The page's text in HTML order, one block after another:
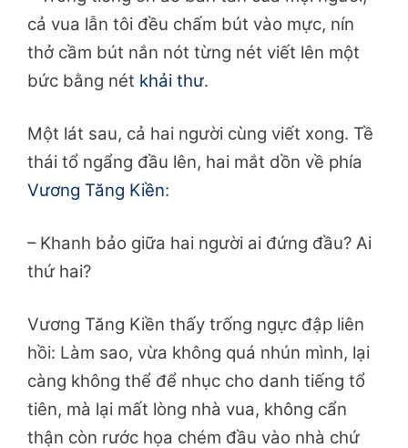
cả vua lẫn tôi đều chấm bút vào mực, nín
thở cầm bút nắn nót từng nét viết lên một
bức bằng nét khải thư.
Một lát sau, cả hai người cùng viết xong. Tề
thái tổ ngẩng đầu lên, hai mắt dồn về phía
Vương Tăng Kiền:
– Khanh bảo giữa hai người ai đứng đầu? Ai
thứ hai?
Vương Tăng Kiền thấy trống ngực đập liên
hồi: Làm sao, vừa không quá nhún mình, lại
càng không thể để nhục cho danh tiếng tổ
tiên, mà lại mất lòng nhà vua, không cẩn
thận còn rước họa chém đầu vào nhà chứ